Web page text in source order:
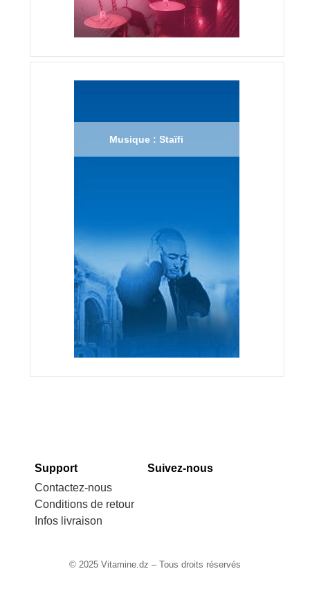
Musique : Staïfi
Support
Contactez-nous
Conditions de retour
Infos livraison
Suivez-nous
© 2025 Vitamine.dz – Tous droits réservés